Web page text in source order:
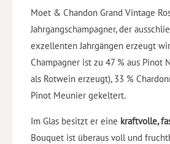
Moet & Chandon Grand Vintage
Jahrgangschampagner, der
exzellenten Jahrgängen erzeugt
Champagner ist zu 47 % aus Pinot
als Rotwein erzeugt), 33 %
Pinot Meunier gekeltert.
Im Glas besitzt er eine kraftvolle,
Bouquet ist überaus voll und